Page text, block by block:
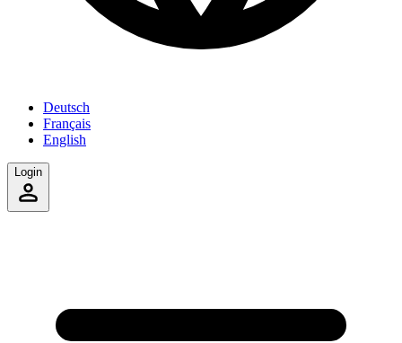
Deutsch
Français
English
Login